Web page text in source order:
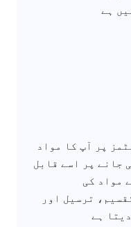
ہے
پر آپ کا مواد
جانے پر اسے قابل
مواد کی
ترسیل اور
ہے